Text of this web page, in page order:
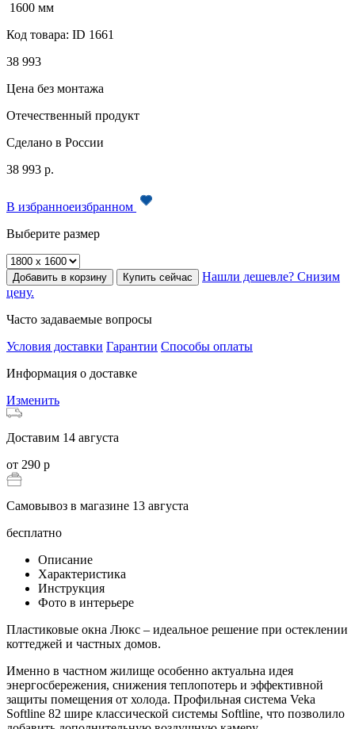
1600 мм
Код товара: ID 1661
38 993
Цена без монтажа
Отечественный продукт
Сделано в России
38 993 р.
В избранноеизбранном
Выберите размер
Добавить в корзину Купить сейчас
Нашли дешевле? Снизим
цену.
Часто задаваемые вопросы
Условия доставки Гарантии Способы оплаты
Информация о доставке
Изменить
Доставим 14 августа
от 290 р
Самовывоз в магазине 13 августа
бесплатно
Описание
Характеристика
Инструкция
Фото в интерьере
Пластиковые окна Люкс – идеальное решение при остеклении
коттеджей и частных домов.
Именно в частном жилище особенно актуальна идея
энергосбережения, снижения теплопотерь и эффективной
защиты помещения от холода. Профильная система Veka
Softline 82 шире классической системы Softline, что позволило